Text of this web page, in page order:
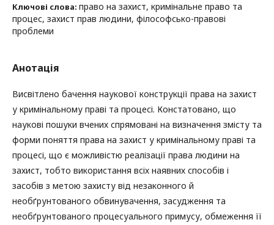
Ключові слова: право на захист, кримінальне право та
процес, захист прав людини, філософсько-правові
проблеми
Анотація
Висвітлено бачення наукової конструкції права на захист
у кримінальному праві та процесі. Констатовано, що
наукові пошуки вчених спрямовані на визначення змісту та
форми поняття права на захист у кримінальному праві та
процесі, що є можливістю реалізації права людини на
захист, тобто використання всіх наявних способів і
засобів з метою захисту від незаконного й
необґрунтованого обвинувачення, засудження та
необґрунтованого процесуального примусу, обмеження її